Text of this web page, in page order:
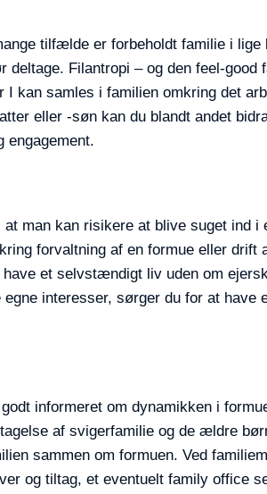
tilfælde er forbeholdt familie i lige
Filantropi – og den feel-good
kan samles i familien omkring det
eller -søn kan du blandt andet
engagement.
man kan risikere at blive suget ind i
forvaltning af en formue eller drift
et selvstændigt liv uden om
interesser, sørger du for at have
informeret om dynamikken i
af svigerfamilie og de ældre
sammen om formuen. Ved
og tiltag, et eventuelt family office